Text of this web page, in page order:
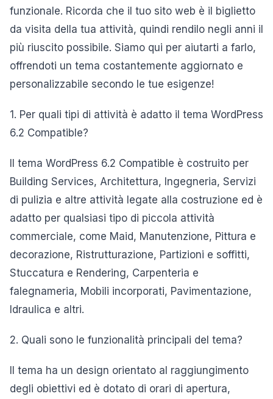
funzionale. Ricorda che il tuo sito web è il biglietto
da visita della tua attività, quindi rendilo negli anni il
più riuscito possibile. Siamo qui per aiutarti a farlo,
offrendoti un tema costantemente aggiornato e
personalizzabile secondo le tue esigenze!
1. Per quali tipi di attività è adatto il tema WordPress
6.2 Compatible?
Il tema WordPress 6.2 Compatible è costruito per
Building Services, Architettura, Ingegneria, Servizi
di pulizia e altre attività legate alla costruzione ed è
adatto per qualsiasi tipo di piccola attività
commerciale, come Maid, Manutenzione, Pittura e
decorazione, Ristrutturazione, Partizioni e soffitti,
Stuccatura e Rendering, Carpenteria e
falegnameria, Mobili incorporati, Pavimentazione,
Idraulica e altri.
2. Quali sono le funzionalità principali del tema?
Il tema ha un design orientato al raggiungimento
degli obiettivi ed è dotato di orari di apertura,